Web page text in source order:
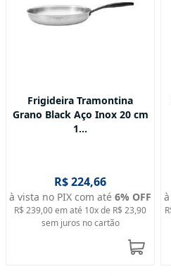
Frigideira Tramontina
Grano Black Aço Inox 20 cm
1...
R$ 224,66
à vista no PIX com até 6% OFF
R$ 239,00em até 10x de R$ 23,90
sem juros no cartão